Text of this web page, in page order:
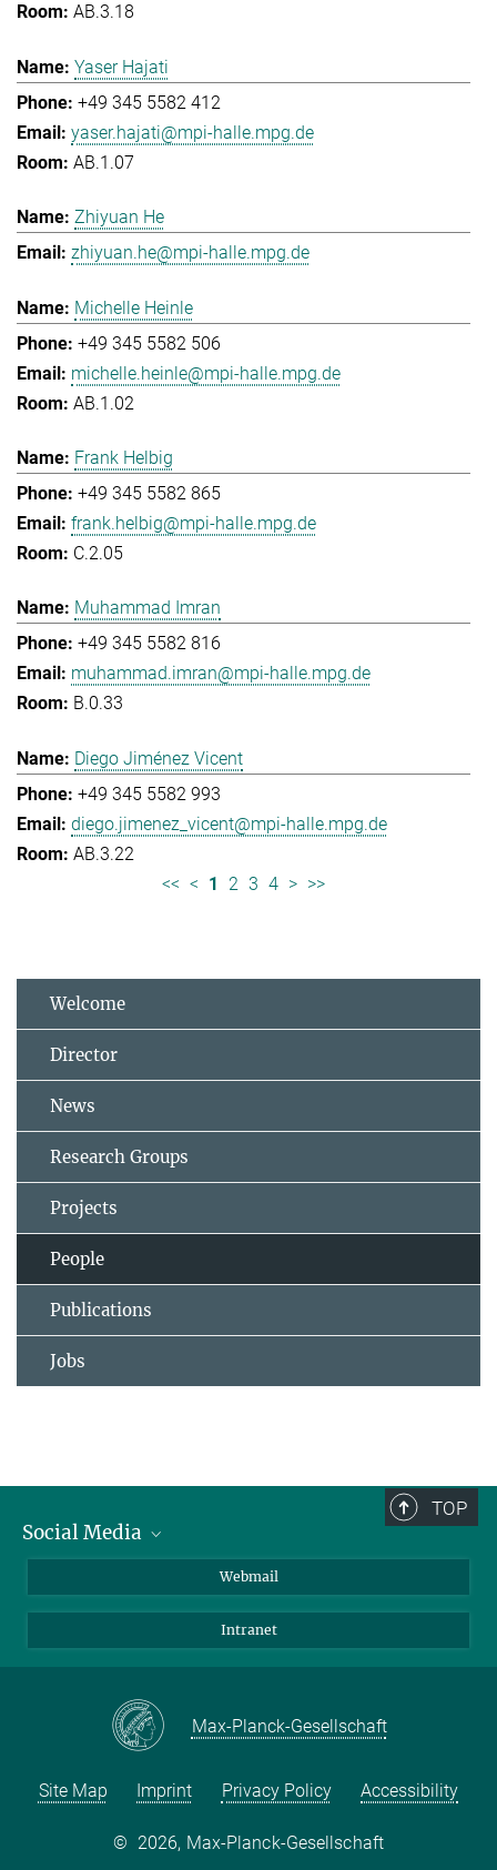
AB.3.18
Yaser Hajati
+49 345 5582 412
yaser.hajati@mpi-halle.mpg.de
AB.1.07
Zhiyuan He
zhiyuan.he@mpi-halle.mpg.de
Michelle Heinle
+49 345 5582 506
michelle.heinle@mpi-halle.mpg.de
AB.1.02
Frank Helbig
+49 345 5582 865
frank.helbig@mpi-halle.mpg.de
C.2.05
Muhammad Imran
+49 345 5582 816
muhammad.imran@mpi-halle.mpg.de
B.0.33
Diego Jiménez Vicent
+49 345 5582 993
diego.jimenez_vicent@mpi-halle.mpg.de
AB.3.22
<< < 1 2 3 4 > >>
Welcome
Director
News
Research Groups
Projects
People
Publications
Jobs
TOP
Social Media
YouTube
Webmail
Intranet
Max-Planck-Gesellschaft
Site Map Imprint Privacy Policy Accessibility
© 2026, Max-Planck-Gesellschaft